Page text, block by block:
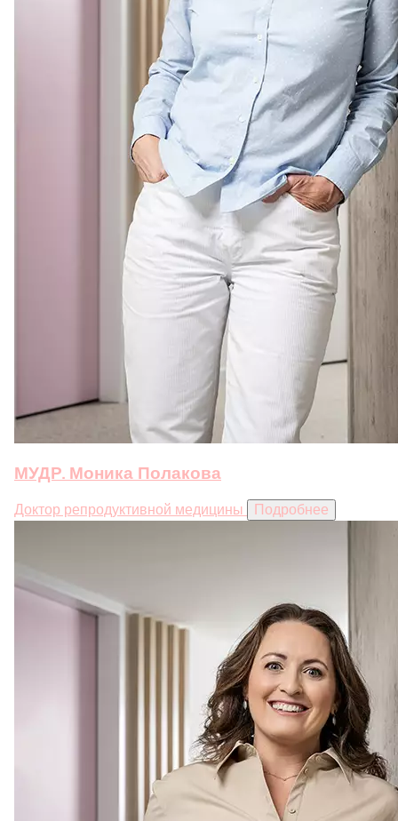
МУДР. Моника Полакова
Доктор репродуктивной медицины Подробнее